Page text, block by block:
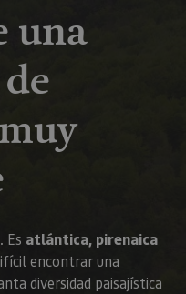
una
Es atlántica, pirenaica
encontrar una
diversidad paisajística